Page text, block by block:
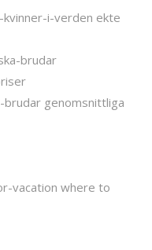
i-verden ekte
brudar
genomsnittliga
vacation where to